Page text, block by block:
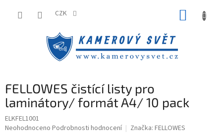
CZK
FELLOWES čistící listy pro
laminátory/ formát A4/ 10 pack
ELKFEL1001
Průměrné
Neohodnoceno Podrobnosti hodnocení Značka: FELLOWES